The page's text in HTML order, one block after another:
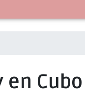
en Cubo